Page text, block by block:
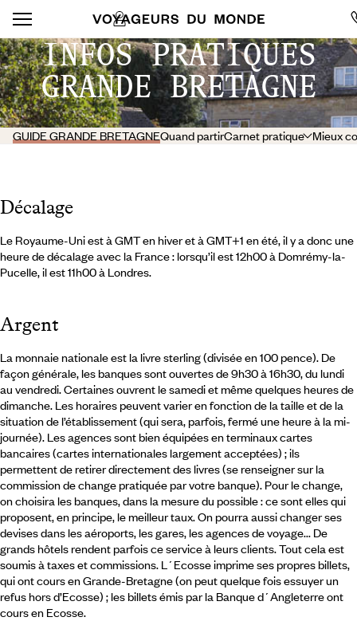
INFOS PRATIQUES
GRANDE BRETAGNE
GUIDE GRANDE BRETAGNEQuand partirCarnet pratique Mieux
Décalage
Le Royaume-Uni est à GMT en hiver et à GMT+1 en été, il y a donc une
heure de décalage avec la France : lorsqu’il est 12h00 à Domrémy-la-
Pucelle, il est 11h00 à Londres.
Argent
La monnaie nationale est la livre sterling (divisée en 100 pence). De
façon générale, les banques sont ouvertes de 9h30 à 16h30, du lundi
au vendredi. Certaines ouvrent le samedi et même quelques heures de
dimanche. Les horaires peuvent varier en fonction de la taille et de la
situation de l’établissement (qui sera, parfois, fermé une heure à la mi-
journée). Les agences sont bien équipées en terminaux cartes
bancaires (cartes internationales largement acceptées) ; ils
permettent de retirer directement des livres (se renseigner sur la
commission de change pratiquée par votre banque). Pour le change,
on choisira les banques, dans la mesure du possible : ce sont elles qui
proposent, en principe, le meilleur taux. On pourra aussi changer ses
devises dans les aéroports, les gares, les agences de voyage... De
grands hôtels rendent parfois ce service à leurs clients. Tout cela est
soumis à taxes et commissions. L´Ecosse imprime ses propres billets,
qui ont cours en Grande-Bretagne (on peut quelque fois essuyer un
refus hors d’Ecosse) ; les billets émis par la Banque d´Angleterre ont
cours en Ecosse.